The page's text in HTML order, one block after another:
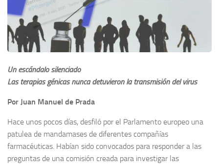
Un escándalo silenciado
Las terapias génicas nunca detuvieron la transmisión del virus
Por Juan Manuel de Prada
Hace unos pocos días, desfiló por el Parlamento europeo una
patulea de mandamases de diferentes compañías
farmacéuticas. Habían sido convocados para responder a las
preguntas de una comisión creada para investigar las